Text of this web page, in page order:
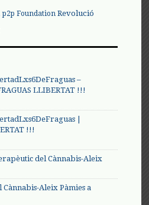
p2p Foundation Revolució
–
LLIBERTAT !!!
|
!!!
del Cànnabis-Aleix
Cànnabis-Aleix Pàmies a